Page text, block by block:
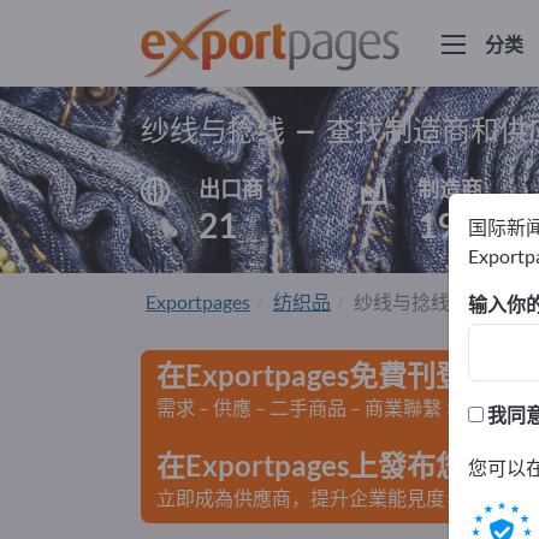
分类
纱线与捻线 – 查找制造商和供
出口商
21
制造商
19
Exportpages 纺织品 纱线与捻线
在Exportpages免費刊登廣告
需求 – 供應 – 二手商品 – 商業聯繫 >> 由此開
在Exportpages上發布您的公
立即成為供應商，提升企業能見度>> 點此發
国际新
输入你
我同
您可以